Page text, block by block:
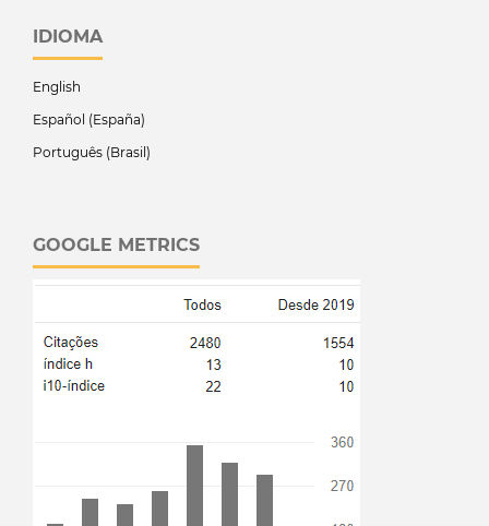
IDIOMA
English
Español (España)
Português (Brasil)
GOOGLE METRICS